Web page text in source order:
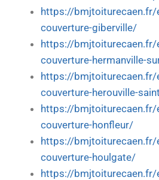
https://bmjtoiturecaen.fr/
couverture-giberville/
https://bmjtoiturecaen.fr/
couverture-hermanville-
https://bmjtoiturecaen.fr/
couverture-herouville-
https://bmjtoiturecaen.fr/
couverture-honfleur/
https://bmjtoiturecaen.fr/
couverture-houlgate/
https://bmjtoiturecaen.fr/